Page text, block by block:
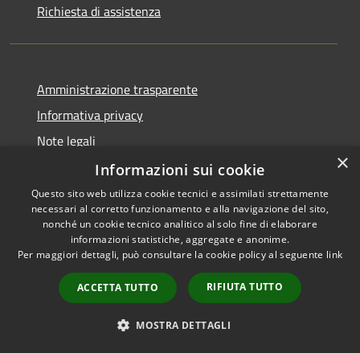
Richiesta di assistenza
Amministrazione trasparente
Informativa privacy
Note legali
Dichiarazione di accessibilità
RSS
Accessibilità
Copyright © 2026 • Comune di
Vergiate • Powered by
Municipium•
Accesso
redazione
×
Informazioni sui cookie
Questo sito web utilizza cookie tecnici e assimilati strettamente
necessari al corretto funzionamento e alla navigazione del sito,
nonché un cookie tecnico analitico al solo fine di elaborare
informazioni statistiche, aggregate e anonime.
Per maggiori dettagli, può consultare la cookie policy al seguente link
ACCETTA TUTTO RIFIUTA TUTTO
MOSTRA DETTAGLI